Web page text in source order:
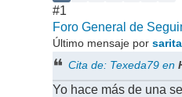
#1
Foro General de
Último mensaje por
Cita de: Texeda79 en
Yo hace más de una